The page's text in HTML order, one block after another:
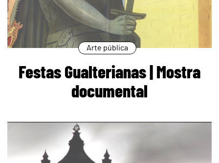
Arte pública
Festas Gualterianas | Mostra
documental
page